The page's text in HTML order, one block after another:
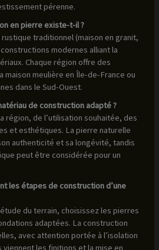
pérenne.
en pierre existe-t-il ?
traditionnel (maison en granit,
modernes alliant la
Chaque région offre des
maison meulière en Île-de-France ou
dans le Sud-Ouest.
de construction adapté ?
région, de l’utilisation souhaitée, des
et esthétiques. La pierre naturelle
authenticité et sa longévité, tandis
peut être considérée pour un
les étapes de construction d’une
du terrain, choisissez les pierres
adaptées. La construction
avec attention portée à l’isolation
viennent les finitions et la mise en